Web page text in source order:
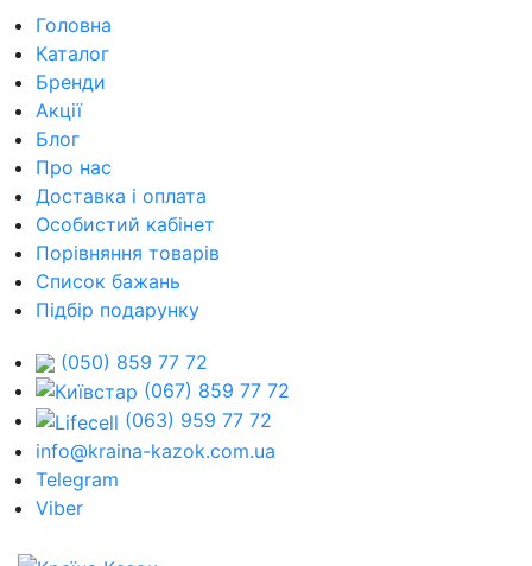
Головна
Каталог
Бренди
Акції
Блог
Про нас
Доставка і оплата
Особистий кабінет
Порівняння товарів
Список бажань
Підбір подарунку
(050) 859 77 72
(067) 859 77 72
(063) 959 77 72
info@kraina-kazok.com.ua
Telegram
Viber